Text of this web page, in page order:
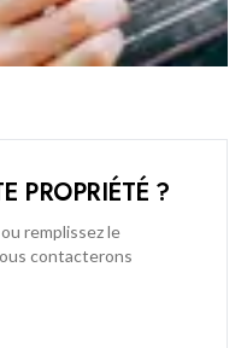
PROPRIÉTÉ ?
remplissez le
contacterons